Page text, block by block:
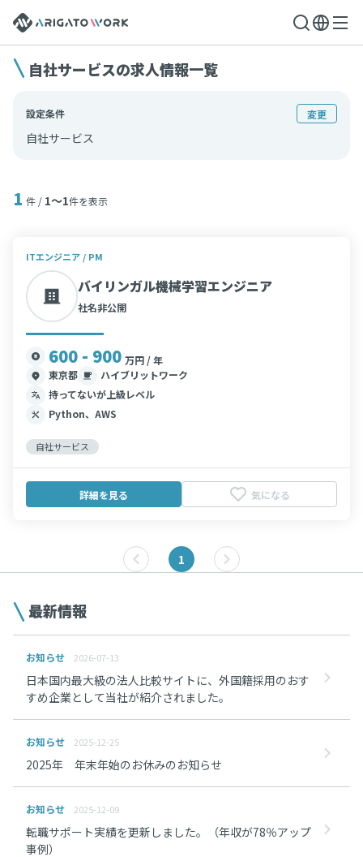
自社サービスの求人情報一覧
設定条件 変更
自社サービス
1 件 / 1〜1件を表示
ITエンジニア / PM
バイリンガル機械学習エンジニア
社名非公開
600 - 900 万円 / 年
東京都
ハイブリットワーク
持ってないが上級レベル
Python、AWS
自社サービス
詳細を見る 気になる
1
最新情報
お知らせ 2026-07-13
日本国内最大級の法人比較サイトに、外国籍採用のおす
すめ企業として当社が紹介されました。
お知らせ 2025-12-25
2025年 年末年始のお休みのお知らせ
お知らせ 2025-12-09
転職サポート実績を更新しました。（年収が78％アップ
事例）